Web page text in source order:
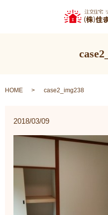
HOME case2_img238
2018/03/09